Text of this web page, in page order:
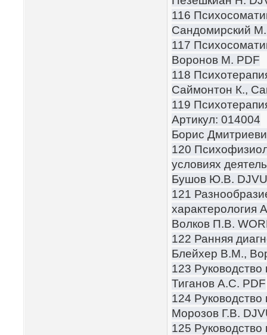
116
Сандомирский
117
Воронов М. PDF
118
Саймонтон К.,
119
Артикул: 014004
Борис
120
условиях
Бушов Ю.В. DJVU
121
характерология
Волков П.В.
122 Ранняя
Блейхер В.М.,
123
Тиганов А.С. PDF
124
Морозов Г.В.
125